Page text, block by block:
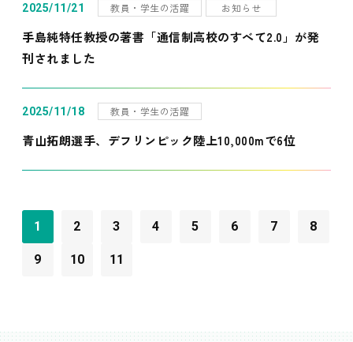
2025/11/21 教員・学生の活躍 お知らせ
手島純特任教授の著書「通信制高校のすべて2.0」が発
刊されました
2025/11/18 教員・学生の活躍
青山拓朗選手、デフリンピック陸上10,000mで6位
1 2 3 4 5 6 7 8
9 10 11